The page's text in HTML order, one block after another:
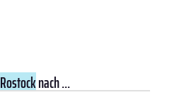
Rostocknach ...